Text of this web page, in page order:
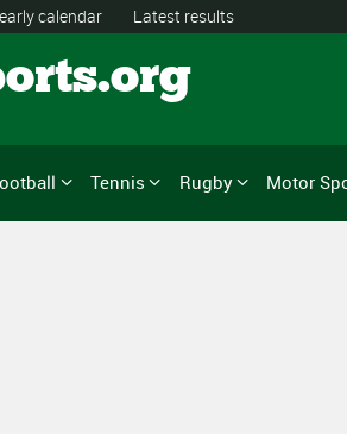
calendar Latest results
Tennis Rugby Motor